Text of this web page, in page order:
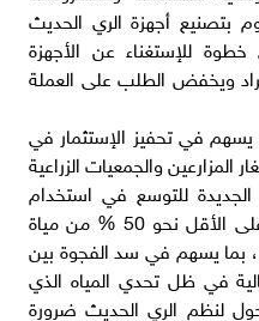
بتصنيع أجهزة الري الحديث
للإستغناء عن الأجهزة
ويخفض الطلب على العملة
في تحفيز الإستثمار في
والجمعيات الزراعية
الجديدة للتوسع في استخدام
أنظمة الري الحديث التي ستوفر على الأقل نحو 50 % من مياة
بما يسهم في سد الفجوة بين
في ظل تحدي المياه الذي
لنظم الري الحديث ضرورة